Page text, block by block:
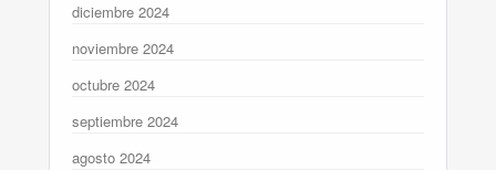
diciembre 2024
noviembre 2024
octubre 2024
septiembre 2024
agosto 2024